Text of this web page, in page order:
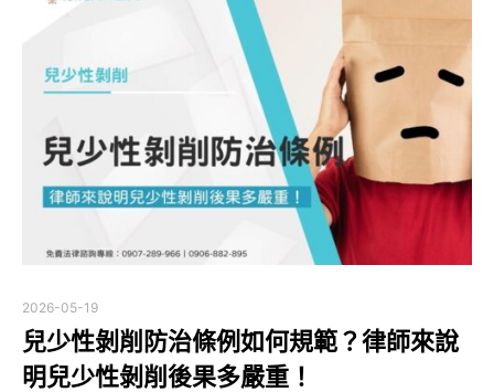
2026-05-19
兒少性剝削防治條例如何規範？律師來說
明兒少性剝削後果多嚴重！